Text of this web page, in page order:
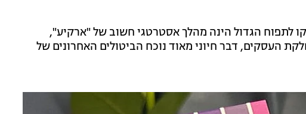
לתפוח הגדול הינה מהלך אסטרטגי חשוב של "ארקיע",
העסקים, דבר חיוני מאוד נוכח הביטולים האחרונים של